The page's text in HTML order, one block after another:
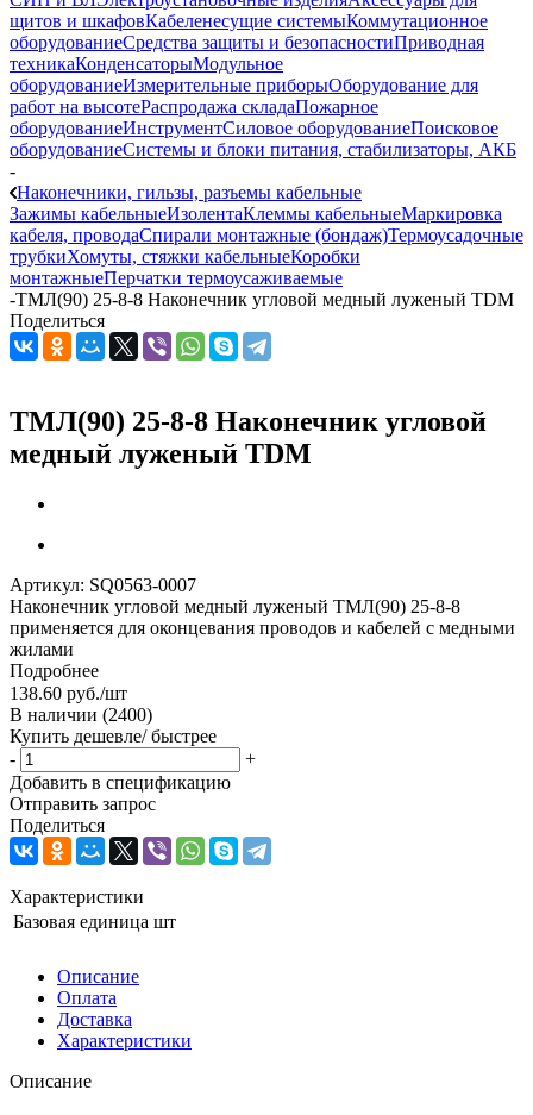
щитов и шкафовКабеленесущие системыКоммутационное
оборудованиеСредства защиты и безопасностиПриводная
техникаКонденсаторыМодульное
оборудованиеИзмерительные приборыОборудование для
работ на высотеРаспродажа складаПожарное
оборудованиеИнструментСиловое оборудованиеПоисковое
оборудованиеСистемы и блоки питания, стабилизаторы, АКБ
-
Наконечники, гильзы, разъемы кабельные
Зажимы кабельныеИзолентаКлеммы кабельныеМаркировка
кабеля, проводаСпирали монтажные (бондаж)Термоусадочные
трубкиХомуты, стяжки кабельныеКоробки
монтажныеПерчатки термоусаживаемые
-ТМЛ(90) 25-8-8 Наконечник угловой медный луженый TDM
Поделиться
ТМЛ(90) 25-8-8 Наконечник угловой
медный луженый TDM
Артикул: SQ0563-0007
Наконечник угловой медный луженый ТМЛ(90) 25-8-8
применяется для оконцевания проводов и кабелей с медными
жилами
Подробнее
138.60 руб./шт
В наличии (2400)
Купить дешевле/ быстрее
-
+
Добавить в спецификацию
Отправить запрос
Поделиться
Характеристики
Базовая единица шт
Описание
Оплата
Доставка
Характеристики
Описание